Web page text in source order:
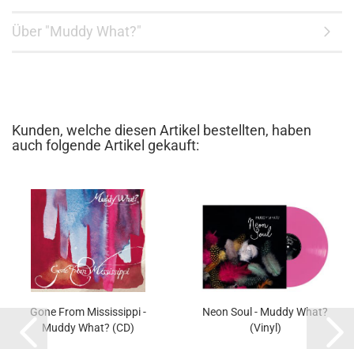
Über "Muddy What?"
Kunden, welche diesen Artikel bestellten, haben
auch folgende Artikel gekauft:
Gone From Mississippi -
Muddy What? (CD)
Neon Soul - Muddy What?
(Vinyl)